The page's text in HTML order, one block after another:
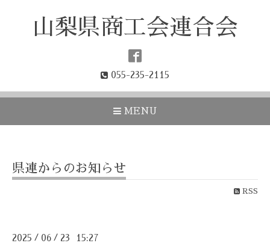
山梨県商工会連合会
055-235-2115
MENU
県連からのお知らせ
RSS
2025 / 06 / 23 15:27